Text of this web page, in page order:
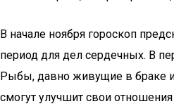
В начале ноября гороскоп
период для дел сердечных. В
Рыбы, давно живущие в браке
смогут улучшит свои